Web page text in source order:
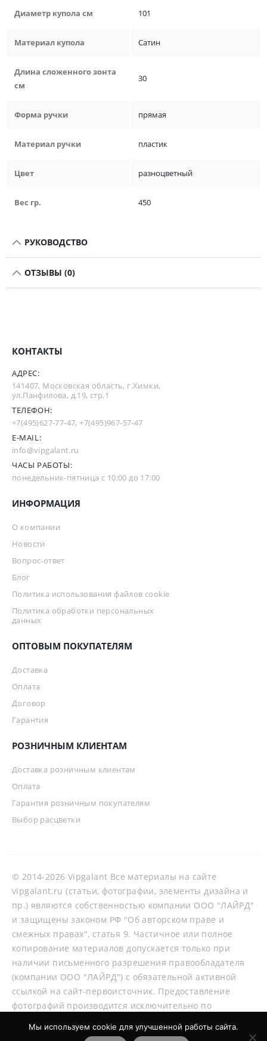
Диаметр купола см 101
Материал купола Сатин
Длина сложенного зонта
см
30
Форма ручки прямая
Материал ручки пластик
Цвет разноцветный
Вес гр. 450
РУКОВОДСТВО
ОТЗЫВЫ (0)
КОНТАКТЫ
АДРЕС:
141407, Московская область, г.Химки,
ул.Панфилова, д.19, стр.1
ТЕЛЕФОН:
+7(495)627-77-47,+7(495)967-57-47
E-MAIL:
info@vipgalant.ru
ЧАСЫ РАБОТЫ:
понедельник-пятница с 10:00 до 17:00
ИНФОРМАЦИЯ
О компании
Новости
Вопрос-ответ
Блог
Политика использования файлов cookie
Политика обработки персональных
данных
ОПТОВЫМ ПОКУПАТЕЛЯМ
Доставка
Оплата
Договор
Гарантия
РОЗНИЧНЫМ КЛИЕНТАМ
Доставка розничным клиентам
Оплата
Гарантия розничным покупателям
Выбор расцветки
© 2014-2026 Vipgalant Все материалы на сайте
vipgalant.ru (статьи, фотографии, элементы дизайна и
пр.) являются собственностью компании ООО "ЛАЙРД"
и защищены законом РФ "Об авторском праве и
смежных правах", статья 9. Частичное или полное
копирование материалов допускается только при
наличии письменного разрешения правообладателя
(компании ООО "ЛАЙРД") с обязательной активной
ссылкой на сайт-первоисточник. Предоставление
фотографий производится исключительно по
Мы используем cookie для улучшенной работы сайта.